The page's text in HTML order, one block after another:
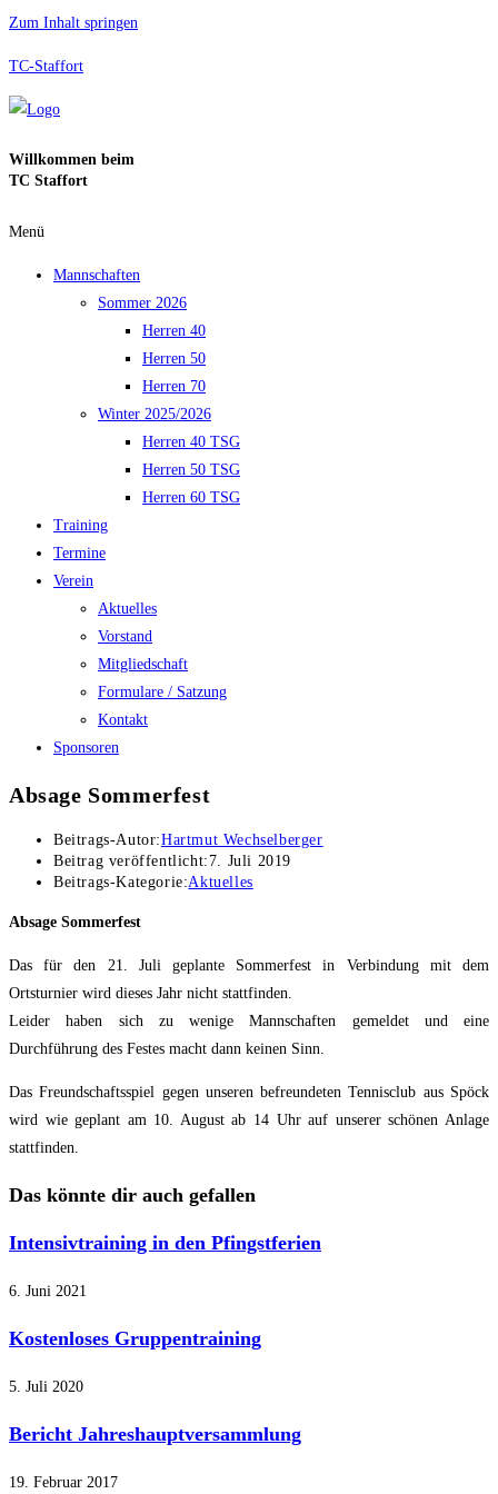
Zum Inhalt springen
TC-Staffort
Willkommen beim
TC Staffort
Menü
Mannschaften
Sommer 2026
Herren 40
Herren 50
Herren 70
Winter 2025/2026
Herren 40 TSG
Herren 50 TSG
Herren 60 TSG
Training
Termine
Verein
Aktuelles
Vorstand
Mitgliedschaft
Formulare / Satzung
Kontakt
Sponsoren
Absage Sommerfest
Beitrags-Autor:Hartmut Wechselberger
Beitrag veröffentlicht: 7. Juli 2019
Beitrags-Kategorie:Aktuelles
Absage Sommerfest
Das für den 21. Juli geplante Sommerfest in Verbindung mit dem
Ortsturnier wird dieses Jahr nicht stattfinden.
Leider haben sich zu wenige Mannschaften gemeldet und eine
Durchführung des Festes macht dann keinen Sinn.
Das Freundschaftsspiel gegen unseren befreundeten Tennisclub aus Spöck
wird wie geplant am 10. August ab 14 Uhr auf unserer schönen Anlage
stattfinden.
Das könnte dir auch gefallen
Intensivtraining in den Pfingstferien
6. Juni 2021
Kostenloses Gruppentraining
5. Juli 2020
Bericht Jahreshauptversammlung
19. Februar 2017